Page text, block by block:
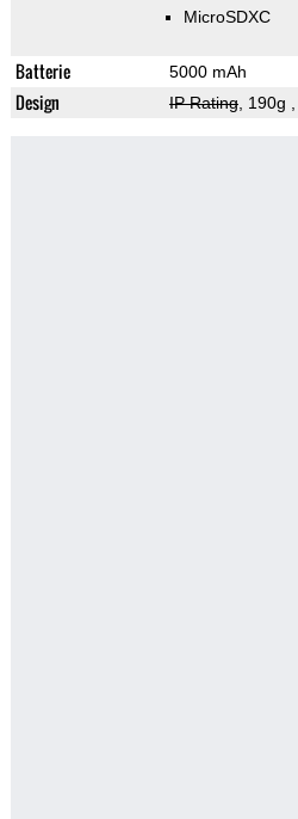
MicroSDXC
Batterie 5000 mAh
Design IP Rating, 190g